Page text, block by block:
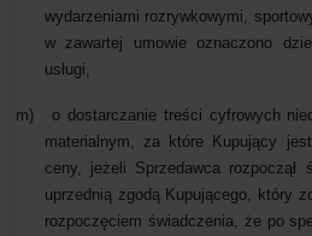
wydarzeniami rozrywkowymi,
w zawartej umowie oznaczono
usługi,
m)
o dostarczanie treści cyfrowych
materialnym, za które Kupujący
ceny, jeżeli Sprzedawca rozpoczął
uprzednią zgodą Kupującego, który
rozpoczęciem świadczenia, że po